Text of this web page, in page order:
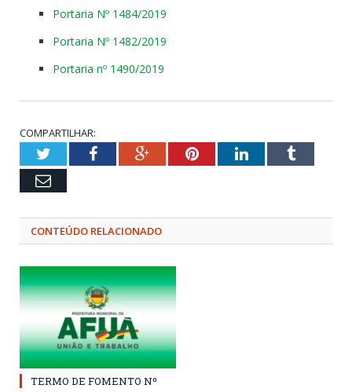
Portaria Nº 1484/2019
Portaria Nº 1482/2019
Portaria nº 1490/2019
COMPARTILHAR:
TwitterFacebookGoogle+PinterestLinkedInTumblr
Email
CONTEÚDO RELACIONADO
TERMO DE FOMENTO Nº